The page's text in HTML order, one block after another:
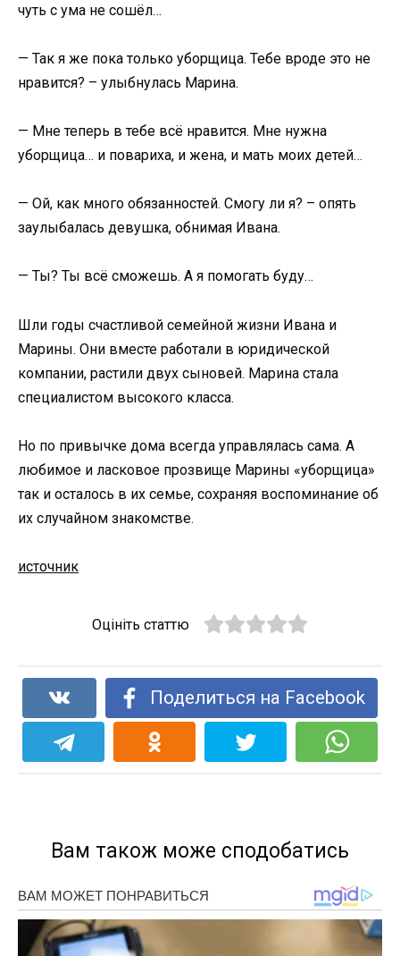
чуть с ума не сошёл…
— Так я же пока только уборщица. Тебе вроде это не
нравится? – улыбнулась Марина.
— Мне теперь в тебе всё нравится. Мне нужна
уборщица… и повариха, и жена, и мать моих детей…
— Ой, как много обязанностей. Смогу ли я? – опять
заулыбалась девушка, обнимая Ивана.
— Ты? Ты всё сможешь. А я помогать буду…
Шли годы счастливой семейной жизни Ивана и
Марины. Они вместе работали в юридической
компании, растили двух сыновей. Марина стала
специалистом высокого класса.
Но по привычке дома всегда управлялась сама. А
любимое и ласковое прозвище Марины «уборщица»
так и осталось в их семье, сохраняя воспоминание об
их случайном знакомстве.
источник
Оцініть статтю
Поделиться на Facebook
Вам також може сподобатись